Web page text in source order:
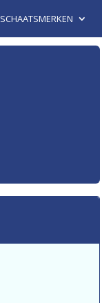
SCHAATSMERKEN